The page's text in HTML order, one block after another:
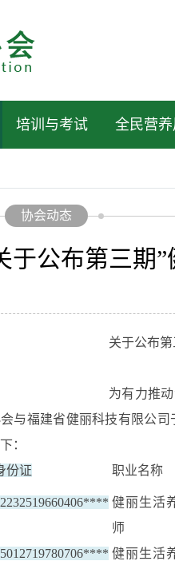
培训与考试 全民营养
协会动态
于公布第三期
关于公布
为有力推
与福建省健丽科技有限公
：
份证 职业名称
健丽生活
师
健丽生活